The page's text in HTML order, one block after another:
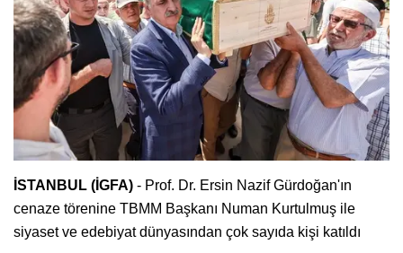
İSTANBUL (İGFA) - Prof. Dr. Ersin Nazif Gürdoğan'ın
cenaze törenine TBMM Başkanı Numan Kurtulmuş ile
siyaset ve edebiyat dünyasından çok sayıda kişi katıldı